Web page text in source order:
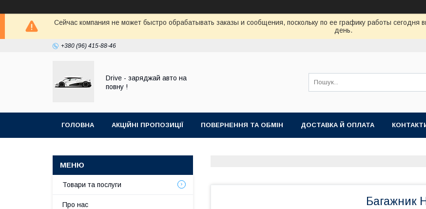
Сейчас компания не может быстро обрабатывать заказы и сообщения, поскольку по ее графику работы
день.
+380 (96) 415-88-46
Drive - заряджай авто на
повну !
ГОЛОВНА АКЦІЙНІ ПРОПОЗИЦІЇ ПОВЕРНЕННЯ ТА ОБМІН ДОСТАВКА Й ОПЛАТА
Багажник
Товари та послуги
Про нас